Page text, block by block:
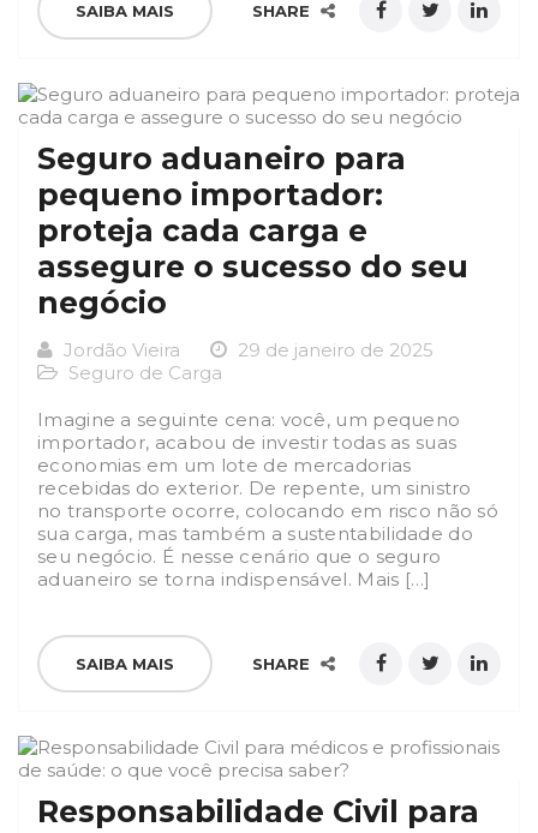
SAIBA MAIS SHARE
Seguro aduaneiro para
pequeno importador:
proteja cada carga e
assegure o sucesso do seu
negócio
Jordão Vieira
29 de janeiro de 2025
Seguro de Carga
Imagine a seguinte cena: você, um pequeno
importador, acabou de investir todas as suas
economias em um lote de mercadorias
recebidas do exterior. De repente, um sinistro
no transporte ocorre, colocando em risco não só
sua carga, mas também a sustentabilidade do
seu negócio. É nesse cenário que o seguro
aduaneiro se torna indispensável. Mais […]
SAIBA MAIS SHARE
Responsabilidade Civil para